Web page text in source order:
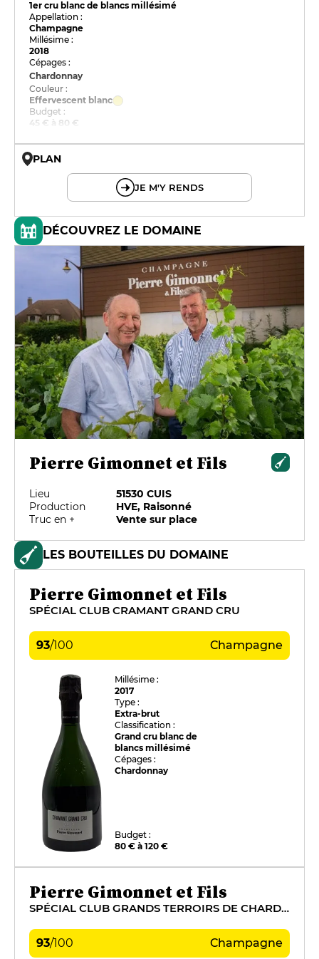
1er cru blanc de blancs millésimé
Appellation :
Champagne
Millésime :
2018
Cépages :
Chardonnay
Couleur :
Effervescent blanc
Budget :
45 € à 80 €
PLAN
JE M'Y RENDS
DÉCOUVREZ LE DOMAINE
Pierre Gimonnet et Fils
Lieu
51530 CUIS
Production
HVE, Raisonné
Truc en +
Vente sur place
LES BOUTEILLES DU DOMAINE
Pierre Gimonnet et Fils
SPÉCIAL CLUB CRAMANT GRAND CRU
93/100 Champagne
Millésime :
2017
Type :
Extra-brut
Classification :
Grand cru blanc de
blancs millésimé
Cépages :
Chardonnay
Budget :
80 € à 120 €
Pierre Gimonnet et Fils
SPÉCIAL CLUB GRANDS TERROIRS DE CHARDONNAY
93/100 Champagne